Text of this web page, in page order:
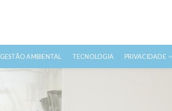
GESTÃO AMBIENTAL TECNOLOGIA PRIVACIDADE